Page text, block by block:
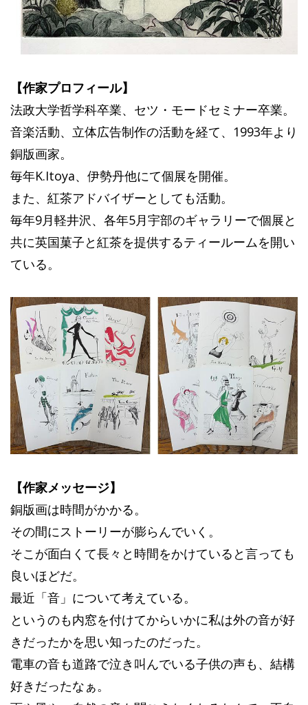
【作家プロフィール】
法政大学哲学科卒業、セツ・モードセミナー卒業。
音楽活動、立体広告制作の活動を経て、1993年より
銅版画家。
毎年K.Itoya、伊勢丹他にて個展を開催。
また、紅茶アドバイザーとしても活動。
毎年9月軽井沢、各年5月宇部のギャラリーで個展と
共に英国菓子と紅茶を提供するティールームを開い
ている。
【作家メッセージ】
銅版画は時間がかかる。
その間にストーリーが膨らんでいく。
そこが面白くて長々と時間をかけていると言っても
良いほどだ。
最近「音」について考えている。
というのも内窓を付けてからいかに私は外の音が好
きだったかを思い知ったのだった。
電車の音も道路で泣き叫んでいる子供の声も、結構
好きだったなぁ。